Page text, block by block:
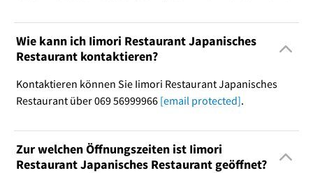
Wie kann ich Iimori Restaurant Japanisches
Restaurant kontaktieren?
Kontaktieren können Sie Iimori Restaurant Japanisches
Restaurant über 069 56999966 [email protected].
Zur welchen Öffnungszeiten ist Iimori
Restaurant Japanisches Restaurant geöffnet?